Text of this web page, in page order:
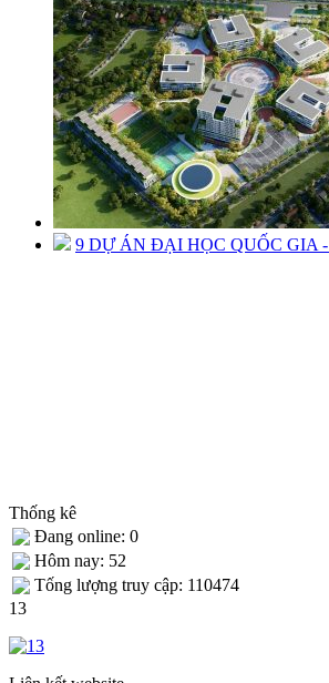
9 DỰ ÁN ĐẠI HỌC QUỐC GIA -
Thống kê
Đang online: 0
Hôm nay: 52
Tống lượng truy cập: 110474
13